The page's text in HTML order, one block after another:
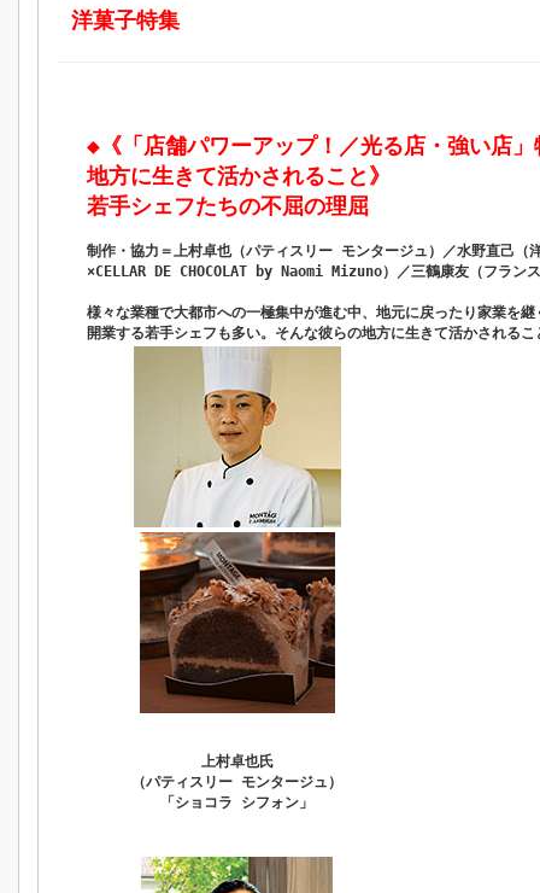
洋菓子特集
◆《「店舗パワーアップ！／光る店・強い店
地方に生きて活かされること》
若手シェフたちの不屈の理屈
制作・協力＝上村卓也（パティスリー モンタージュ）／水野直己（
×CELLAR DE CHOCOLAT by Naomi Mizuno）／三鶴康友（フラン
様々な業種で大都市への一極集中が進む中、地元に戻ったり家業を
開業する若手シェフも多い。そんな彼らの地方に生きて活かされる
上村卓也氏
（パティスリー モンタージュ）
「ショコラ シフォン」